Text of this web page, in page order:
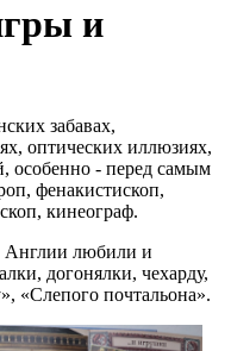
и
забавах,
оптических иллюзиях,
особенно - перед самым
фенакистископ,
кинеограф.
Англии любили и
догонялки, чехарду,
«Слепого почтальона».